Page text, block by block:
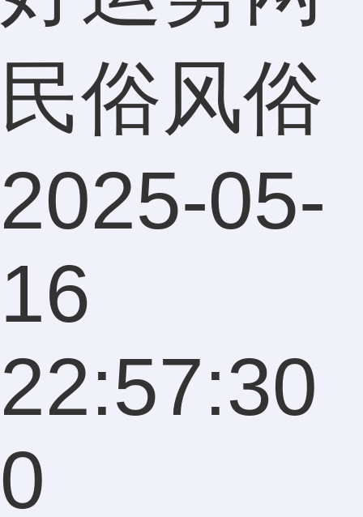
民俗风俗
2025-05-
16
22:57:30
0